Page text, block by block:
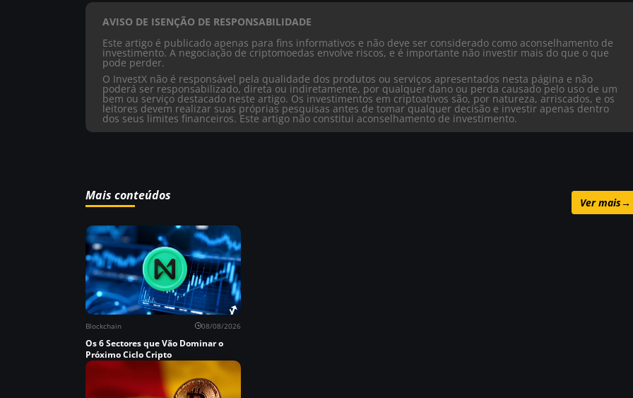
AVISO DE ISENÇÃO DE RESPONSABILIDADE
Este artigo é publicado apenas para fins informativos e não deve ser considerado como aconselhamento de
investimento. A negociação de criptomoedas envolve riscos, e é importante não investir mais do que o que
pode perder.
O InvestX não é responsável pela qualidade dos produtos ou serviços apresentados nesta página e não
poderá ser responsabilizado, direta ou indiretamente, por qualquer dano ou perda causado pelo uso de um
bem ou serviço destacado neste artigo. Os investimentos em criptoativos são, por natureza, arriscados, e os
leitores devem realizar suas próprias pesquisas antes de tomar qualquer decisão e investir apenas dentro
dos seus limites financeiros. Este artigo não constitui aconselhamento de investimento.
Mais conteúdos Ver mais→
Blockchain 08/08/2026
Os 6 Sectores que Vão Dominar o
Próximo Ciclo Cripto